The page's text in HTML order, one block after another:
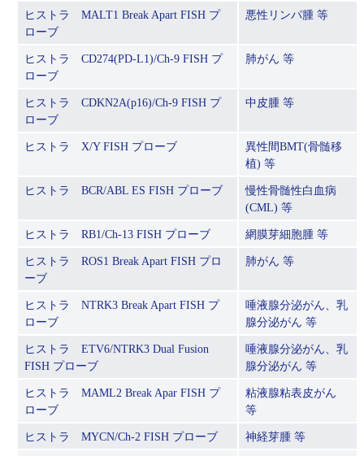
ヒストラ MALT1 Break Apart FISH プ
ローブ
悪性リンパ腫 等
ヒストラ CD274(PD-L1)/Ch-9 FISH プ
ローブ
肺がん 等
ヒストラ CDKN2A(p16)/Ch-9 FISH プ
ローブ
中皮腫 等
ヒストラ X/Y FISH プローブ
異性間BMT(骨髄移
植) 等
ヒストラ BCR/ABL ES FISH プローブ
慢性骨髄性白血病
(CML) 等
ヒストラ RB1/Ch-13 FISH プローブ 網膜芽細胞腫 等
ヒストラ ROS1 Break Apart FISH プロ
ーブ
肺がん 等
ヒストラ NTRK3 Break Apart FISH プ
ローブ
唾液腺分泌がん、乳
腺分泌がん 等
ヒストラ ETV6/NTRK3 Dual Fusion
FISH プローブ
唾液腺分泌がん、乳
腺分泌がん 等
ヒストラ MAML2 Break Apar FISH プ
ローブ
粘液腺粘表皮がん
等
ヒストラ MYCN/Ch-2 FISH プローブ 神経芽腫 等